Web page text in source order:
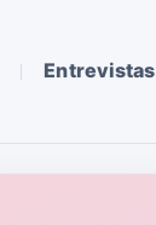
Entrevistas